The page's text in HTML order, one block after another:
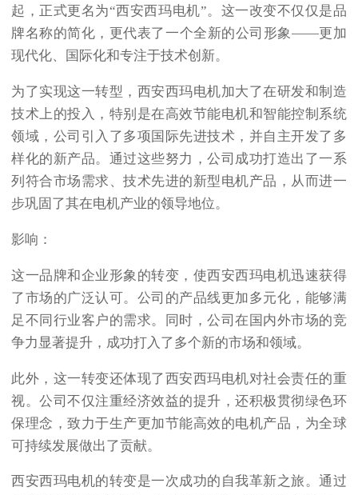
起，正式更名为“西安西玛电机”。这一改变不仅仅是品
牌名称的简化，更代表了一个全新的公司形象——更加
现代化、国际化和专注于技术创新。
为了实现这一转型，西安 西玛电机加大了在研发和制造
技术上的投入，特别是在高效节能电机和智能控制系统
领域，公司引入了多项国际先进技术，并自主开发了多
样化的新产品。通过这些努力，公司成功打造出了一系
列符合市场需求、技术先进的新型电机产品，从而进一
步巩固了其在电机产业的领导地位。
影响：
这一品牌和企业形象的转变，使西安西玛电机迅速获得
了市场的广泛认可。公司的产品线更加多元化，能够满
足不同行业客户的需求。同时，公司在国内外市场的竞
争力显著提升，成功打入了多个新的市场和领域。
此外，这一转变还体现了西安西玛电机对社会责任的重
视。公司不仅注重经济效益的提升，还积极贯彻绿色环
保理念，致力于生产更加节能高效的电机产品，为全球
可持续发展做出了贡献。
西安西玛电机的转变是一次成功的自我革新之旅。通过